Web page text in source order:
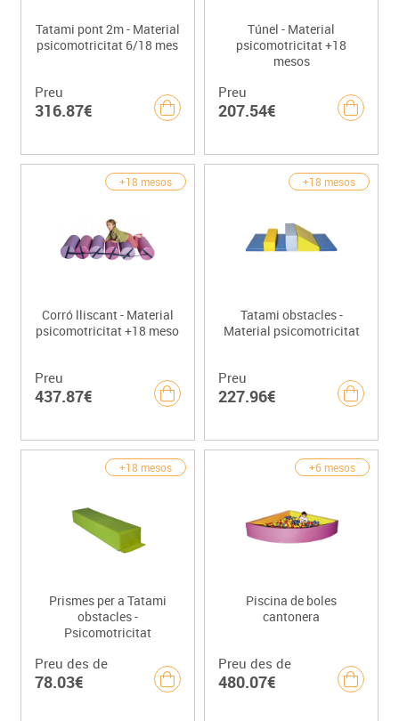
Tatami pont 2m - Material
psicomotricitat 6/18 mes
Preu
316.87€
Túnel - Material
psicomotricitat +18
mesos
Preu
207.54€
+18 mesos
Corró lliscant - Material
psicomotricitat +18 meso
Preu
437.87€
+18 mesos
Tatami obstacles -
Material psicomotricitat
Preu
227.96€
+18 mesos
Prismes per a Tatami
obstacles -
Psicomotricitat
Preu des de
78.03€
+6 mesos
Piscina de boles
cantonera
Preu des de
480.07€